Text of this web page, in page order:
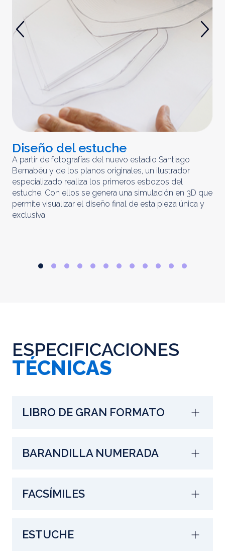
Diseño del estuche
A partir de fotografías del nuevo estadio Santiago
Bernabéu y de los planos originales, un ilustrador
especializado realiza los primeros esbozos del
estuche. Con ellos se genera una simulación en 3D que
permite visualizar el diseño final de esta pieza única y
exclusiva
ESPECIFICACIONES
TÉCNICAS
LIBRO DE GRAN FORMATO
BARANDILLA NUMERADA
FACSÍMILES
ESTUCHE